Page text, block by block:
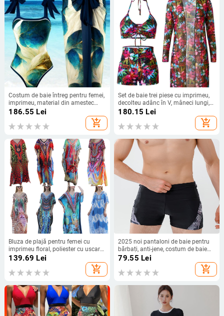
Costum de baie întreg pentru femei,
imprimeu, material din amestec
poliester 82%, cupe captușite, fără
armături metalice, fără mâneci
186.55 Lei
add_shopping_cart
Set de baie trei piese cu imprimeu,
decolteu adânc în V, mâneci lungi,
acoperire de protecție solară,
180.15 Lei
add_shopping_cart
Bluza de plajă pentru femei cu
imprimeu floral, poliester cu uscare
rapidă, 180 g/m², căptușeală
poliester, potrivită pentru înot și
plimbări prin apă
139.69 Lei
add_shopping_cart
2025 noi pantaloni de baie pentru
bărbați, anti-jene, costum de baie
profesional, cu uscare rapidă, boxer,
pantaloni de plajă
79.55 Lei
add_shopping_cart